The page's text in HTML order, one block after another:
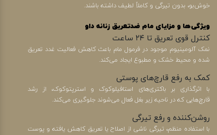
خوش‌بو، بدون تیرگی و کاملاً لطیف داشته باشند.
ویژگی‌ها و مزایای مام ضدتعریق زنانه داو
کنترل قوی تعریق تا ۲۴ ساعت
نمک آلومینیوم موجود در فرمول مام باعث کاهش فعالیت غدد تعریق
شده و محیط خشک و مطبوع ایجاد می‌کند.
کمک به رفع قارچ‌های پوستی
با اثرگذاری بر باکتری‌های استافیلوکوک و استرپتوکوک، از رشد
قارچ‌هایی که در ناحیه زیر بغل فعال می‌شوند جلوگیری می‌کند.
روشن‌کننده و رفع تیرگی
با استفاده منظم، تیرگی ناشی از اصلاح یا تعریق کاهش یافته و پوست